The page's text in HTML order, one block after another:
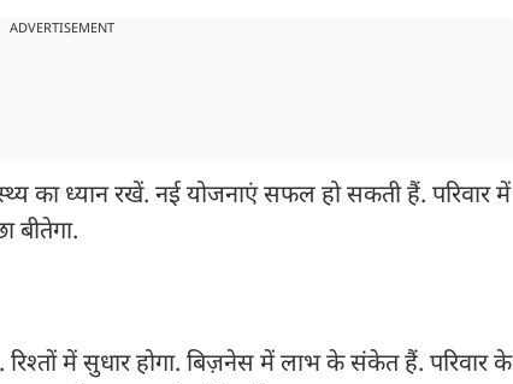
ADVERTISEMENT
का ध्यान रखें. नई योजनाएं सफल हो सकती हैं. परिवार में
बीतेगा.
में सुधार होगा. बिज़नेस में लाभ के संकेत हैं. परिवार के